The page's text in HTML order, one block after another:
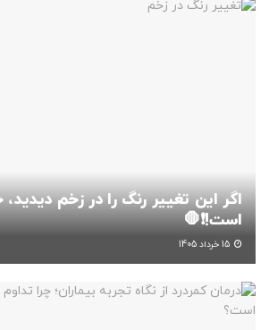
اگر این تغییر رنگ را در زخم
است!❗🛑